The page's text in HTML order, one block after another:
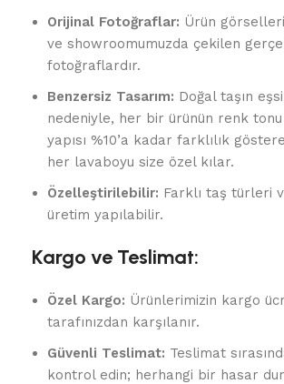
Orijinal Fotoğraflar: Ürün
ve showroomumuzda çekilen
fotoğraflardır.
Benzersiz Tasarım: Doğal taşın
nedeniyle, her bir ürünün renk
yapısı %10’a kadar farklılık
her lavaboyu size özel kılar.
Özelleştirilebilir: Farklı taş türleri
üretim yapılabilir.
Kargo ve Teslimat:
Özel Kargo: Ürünlerimizin kargo
tarafınızdan karşılanır.
Güvenli Teslimat: Teslimat
kontrol edin; herhangi bir hasar